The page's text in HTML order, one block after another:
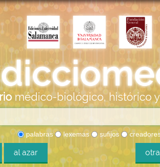
médico-biológico, histórico
palabras lexemas sufijos
al azar